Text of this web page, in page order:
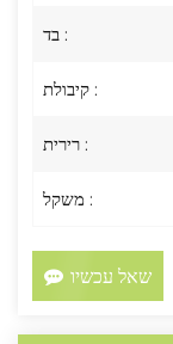
בד :
קיבולת :
רירית :
משקל :
שאל עכשיו